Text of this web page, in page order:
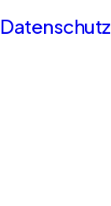
Datenschutz